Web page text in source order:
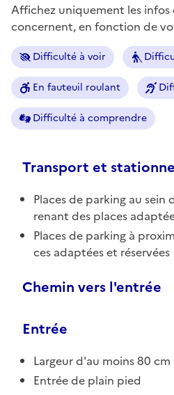
Affichez uniquement les
concernent, en fonction de
Difficulté à voir
En fauteuil roulant
Difficulté à comprendre
Transport et
Places de parking au
renant des places
Places de parking à
ces adaptées et réservées
Chemin vers l'entrée
Entrée
Largeur d'au moins 80 cm
Entrée de plain pied